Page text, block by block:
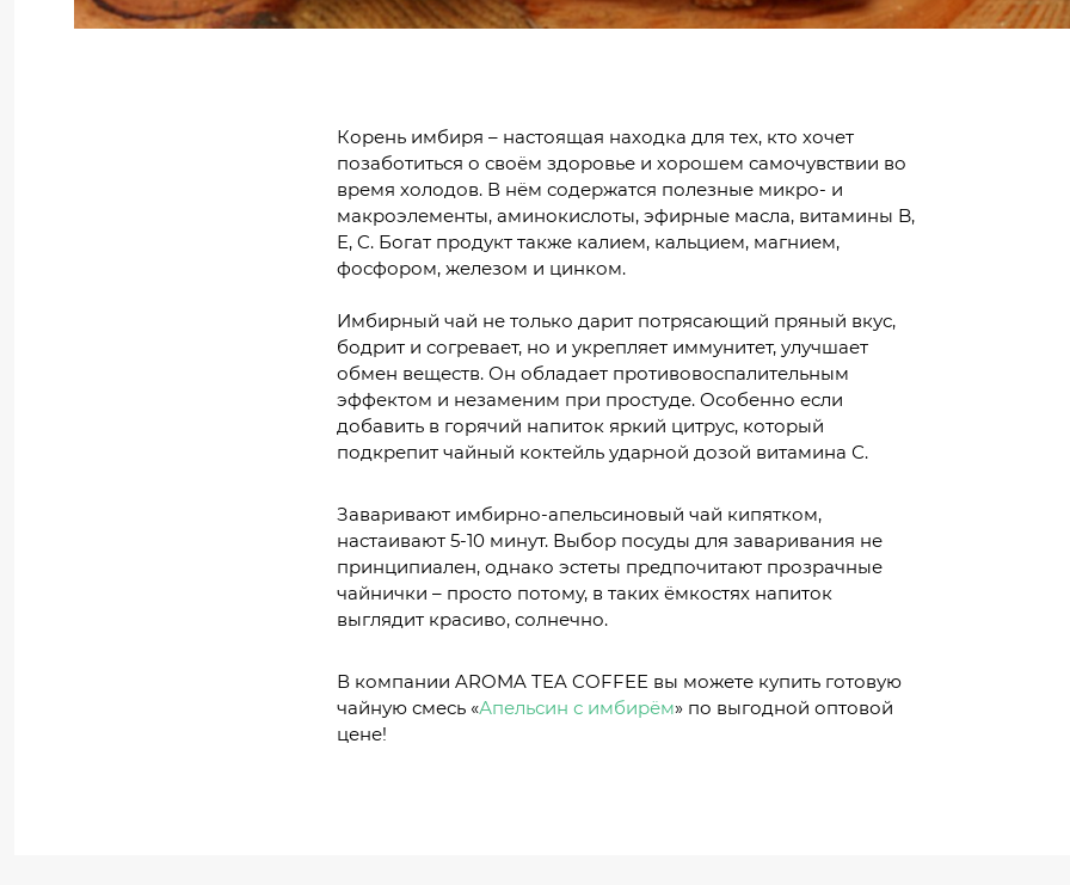
Корень имбиря – настоящая находка для тех, кто хочет
позаботиться о своём здоровье и хорошем самочувствии во
время холодов. В нём содержатся полезные микро- и
макроэлементы, аминокислоты, эфирные масла, витамины B,
E, C. Богат продукт также калием, кальцием, магнием,
фосфором, железом и цинком.
Имбирный чай не только дарит потрясающий пряный вкус,
бодрит и согревает, но и укрепляет иммунитет, улучшает
обмен веществ. Он обладает противовоспалительным
эффектом и незаменим при простуде. Особенно если
добавить в горячий напиток яркий цитрус, который
подкрепит чайный коктейль ударной дозой витамина С.
Заваривают имбирно-апельсиновый чай кипятком,
настаивают 5-10 минут. Выбор посуды для заваривания не
принципиален, однако эстеты предпочитают прозрачные
чайнички – просто потому, в таких ёмкостях напиток
выглядит красиво, солнечно.
В компании AROMA TEA COFFEE вы можете купить готовую
чайную смесь «Апельсин с имбирём» по выгодной оптовой
цене!